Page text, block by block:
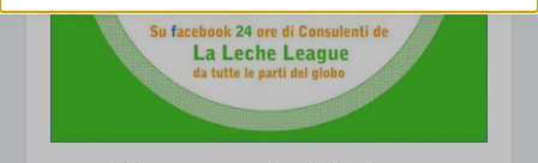
wordpress_logged_in_*
wordpress_test_cookie
interagiscono con il nostro sito web.
Mostra dettagli
Questa categoria include tutti i cookie, i domini e i servizi che non
rientrano nelle altre categorie specifiche o che non sono stati